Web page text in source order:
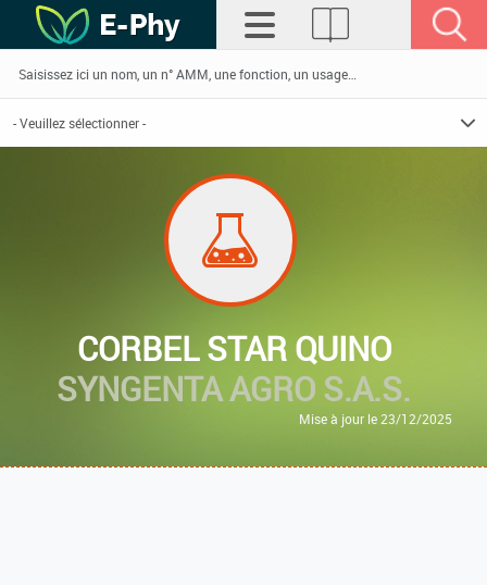
CORBEL STAR QUINO
SYNGENTA AGRO S.A.S.
Mise à jour le 23/12/2025